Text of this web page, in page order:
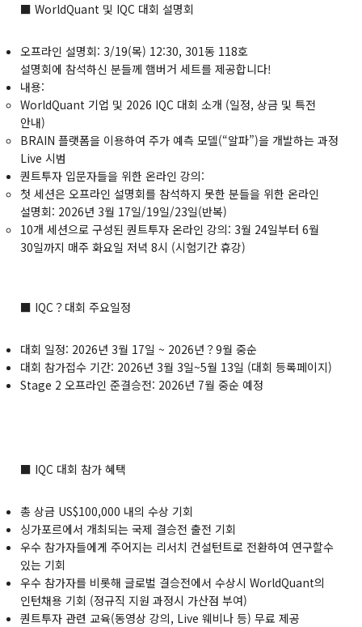
■ WorldQuant 및 IQC 대회 설명회
오프라인 설명회: 3/19(목) 12:30, 301동 118호
설명회에 참석하신 분들께 햄버거 세트를 제공합니다!
내용:
WorldQuant 기업 및 2026 IQC 대회 소개 (일정, 상금 및 특전
안내)
BRAIN 플랫폼을 이용하여 주가 예측 모델(“알파”)을 개발하는 과정
Live 시범
퀀트투자 입문자들을 위한 온라인 강의:
첫 세션은 오프라인 설명회를 참석하지 못한 분들을 위한 온라인
설명회: 2026년 3월 17일/19일/23일(반복)
10개 세션으로 구성된 퀀트투자 온라인 강의: 3월 24일부터 6월
30일까지 매주 화요일 저녁 8시 (시험기간 휴강)
■ IQC？대회 주요일정
대회 일정: 2026년 3월 17일 ~ 2026년？9월 중순
대회 참가접수 기간: 2026년 3월 3일~5월 13일 (대회 등록페이지)
Stage 2 오프라인 준결승전: 2026년 7월 중순 예정
■ IQC 대회 참가 혜택
총 상금 US$100,000 내의 수상 기회
싱가포르에서 개최되는 국제 결승전 출전 기회
우수 참가자들에게 주어지는 리서치 컨설턴트로 전환하여 연구할수
있는 기회
우수 참가자를 비롯해 글로벌 결승전에서 수상시 WorldQuant의
인턴채용 기회 (정규직 지원 과정시 가산점 부여)
퀀트투자 관련 교육(동영상 강의, Live 웨비나 등) 무료 제공